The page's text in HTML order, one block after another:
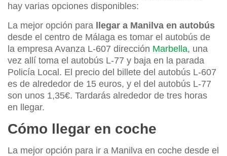
hay varias opciones disponibles:
La mejor opción para llegar a Manilva en autobús
desde el centro de Málaga es tomar el autobús de
la empresa Avanza L-607 dirección Marbella, una
vez allí toma el autobús L-77 y baja en la parada
Policía Local. El precio del billete del autobús L-607
es de alrededor de 15 euros, y el del autobús L-77
son unos 1,35€. Tardarás alrededor de tres horas
en llegar.
Cómo llegar en coche
La mejor opción para ir a Manilva en coche desde el